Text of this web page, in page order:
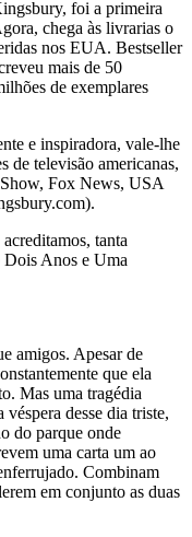
foi a primeira
chega às livrarias o
nos EUA. Bestseller
mais de 50
de exemplares
e inspiradora, vale-lhe
de televisão americanas,
Fox News, USA
tanta
Dois Anos e Uma
amigos. Apesar de
que ela
Mas uma tragédia
desse dia triste,
do parque onde
uma carta um ao
Combinam
em conjunto as duas